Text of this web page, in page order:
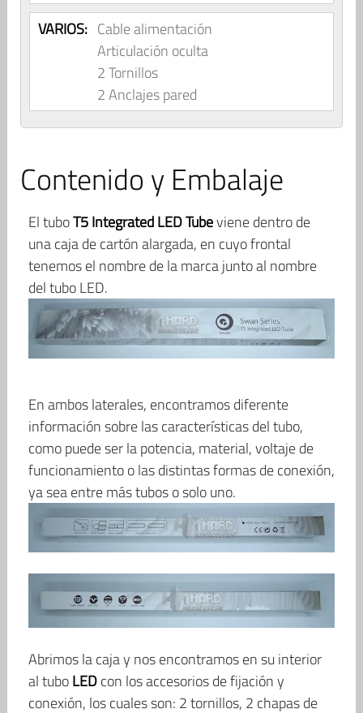
VARIOS: Cable alimentación
Articulación oculta
2 Tornillos
2 Anclajes pared
Contenido y Embalaje
El tuboT5 Integrated LED Tubeviene dentro de
una caja de cartón alargada, en cuyo frontal
tenemos el nombre de la marca junto al nombre
del tubo LED.
En ambos laterales, encontramos diferente
información sobre las características del tubo,
como puede ser la potencia, material, voltaje de
funcionamiento o las distintas formas de conexión,
ya sea entre más tubos o solo uno.
Abrimos la caja y nos encontramos en su interior
al tuboLEDcon los accesorios de fijación y
conexión, los cuales son: 2 tornillos, 2 chapas de